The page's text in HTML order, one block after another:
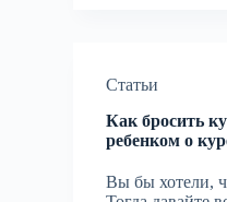
Статьи
Как бросить
ребенком о
Вы бы хотели,